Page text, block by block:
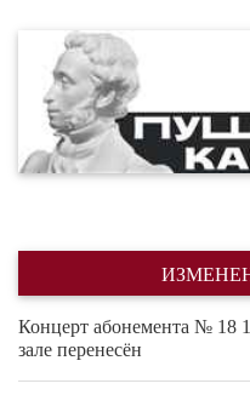
Концерт абонемента № 18
зале перенесён